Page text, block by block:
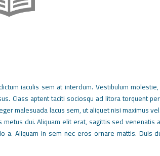
iaculis sem at interdum. Vestibulum
Class aptent taciti sociosqu ad litora torquent
malesuada lacus sem, ut aliquet nisi maximus
dui. Aliquam elit erat, sagittis sed venenatis
a. Aliquam in sem nec eros ornare mattis. Duis